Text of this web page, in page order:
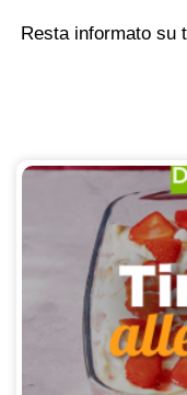
Resta informato su